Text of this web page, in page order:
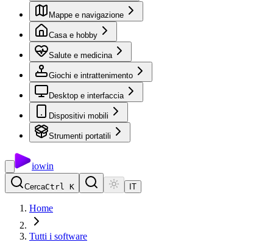
Mappe e navigazione
Casa e hobby
Salute e medicina
Giochi e intrattenimento
Desktop e interfaccia
Dispositivi mobili
Strumenti portatili
iowin
CercaCtrl K IT
Home
Tutti i software